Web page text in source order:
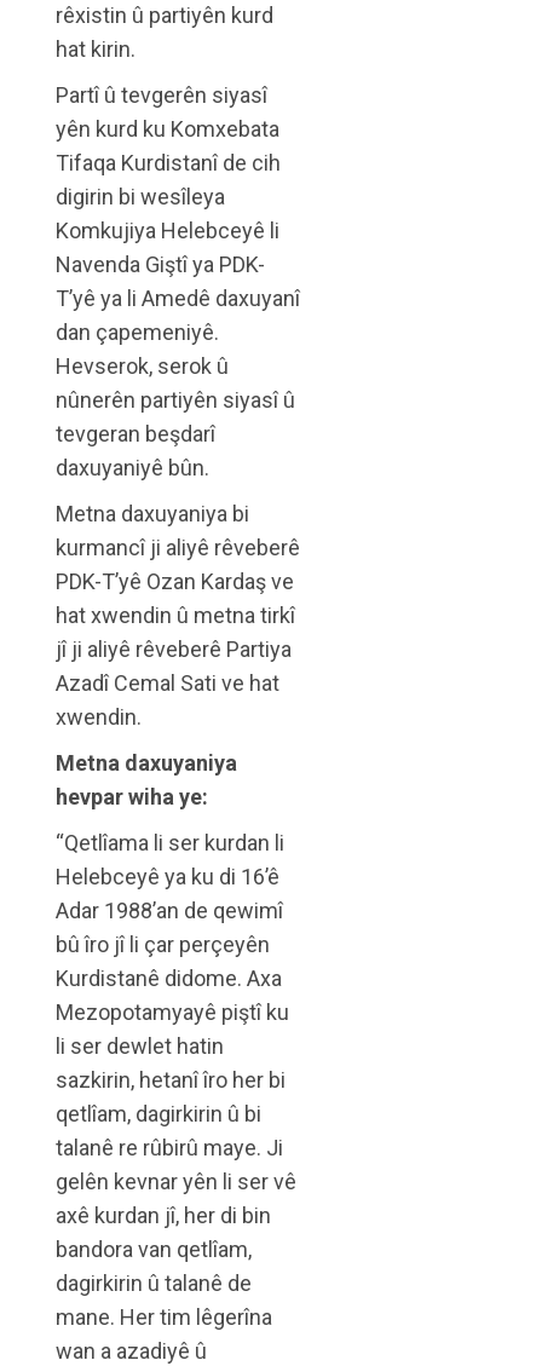
rêxistin û partiyên kurd
hat kirin.
Partî û tevgerên siyasî
yên kurd ku Komxebata
Tifaqa Kurdistanî de cih
digirin bi wesîleya
Komkujiya Helebceyê li
Navenda Giştî ya PDK-
T’yê ya li Amedê daxuyanî
dan çapemeniyê.
Hevserok, serok û
nûnerên partiyên siyasî û
tevgeran beşdarî
daxuyaniyê bûn.
Metna daxuyaniya bi
kurmancî ji aliyê rêveberê
PDK-T’yê Ozan Kardaş ve
hat xwendin û metna tirkî
jî ji aliyê rêveberê Partiya
Azadî Cemal Sati ve hat
xwendin.
Metna daxuyaniya
hevpar wiha ye:
“Qetlîama li ser kurdan li
Helebceyê ya ku di 16’ê
Adar 1988’an de qewimî
bû îro jî li çar perçeyên
Kurdistanê didome. Axa
Mezopotamyayê piştî ku
li ser dewlet hatin
sazkirin, hetanî îro her bi
qetlîam, dagirkirin û bi
talanê re rûbirû maye. Ji
gelên kevnar yên li ser vê
axê kurdan jî, her di bin
bandora van qetlîam,
dagirkirin û talanê de
mane. Her tim lêgerîna
wan a azadiyê û